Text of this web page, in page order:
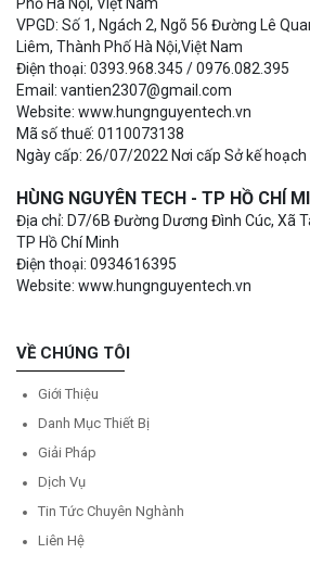
VPGD: Số 1, Ngách 2, Ngõ 56 Đường Lê
Liêm, Thành Phố Hà Nội,Việt Nam
Điện thoại: 0393.968.345 / 0976.082.395
Email: vantien2307@gmail.com
Website: www.hungnguyentech.vn
Mã số thuế: 0110073138
Ngày cấp: 26/07/2022 Nơi cấp Sở kế
HÙNG NGUYÊN TECH - TP HỒ CHÍ
Địa chỉ: D7/6B Đường Dương Đình Cúc, Xã
TP Hồ Chí Minh
Điện thoại: 0934616395
Website: www.hungnguyentech.vn
VỀ CHÚNG TÔI
Giới Thiệu
Danh Mục Thiết Bị
Giải Pháp
Dịch Vụ
Tin Tức Chuyên Nghành
Liên Hệ